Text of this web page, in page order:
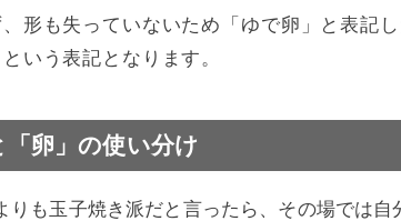
形も失っていないため「ゆで卵」と表記
いう表記となります。
「卵」の使い分け
りも玉子焼き派だと言ったら、その場では